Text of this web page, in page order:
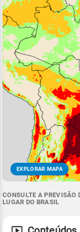
EXPLORAR MAPA
CONSULTE A PREVISÃO
LUGAR DO BRASIL